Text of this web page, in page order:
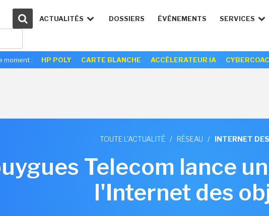
ACTUALITÉS DOSSIERS ÉVÉNEMENTS SERVICES
moment : HP POLY CARTE BLANCHE ACCÉLERATEUR IA
TOUTE L'ACTUALITÉ / RÉSEAU / INTERNET
Telecom lance
l'Internet des